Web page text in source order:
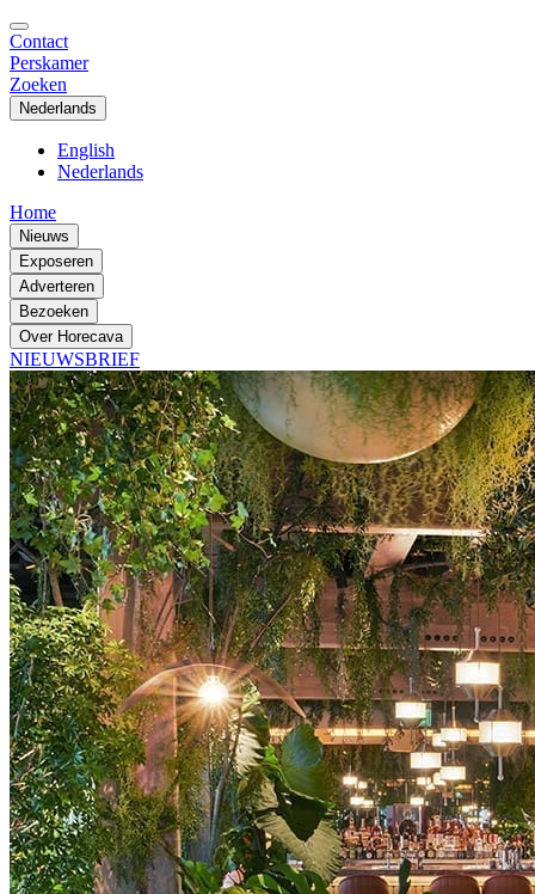
Contact
Perskamer
Zoeken
Nederlands
English
Nederlands
Home
Nieuws
Exposeren
Adverteren
Bezoeken
Over Horecava
NIEUWSBRIEF